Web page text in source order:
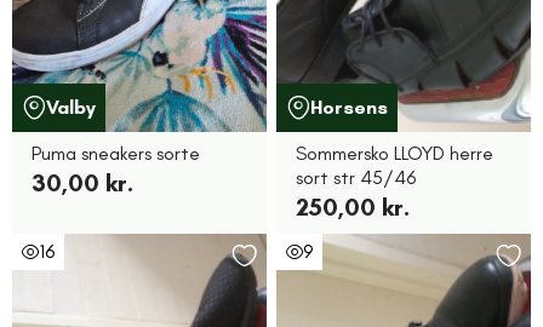
Valby
Puma sneakers sorte
30,00 kr.
Horsens
Sommersko LLOYD herre
sort str 45/46
250,00 kr.
16 9